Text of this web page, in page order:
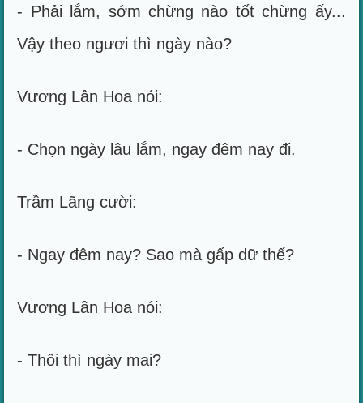
- Phải lắm, sớm chừng nào tốt chừng ấy...
Vậy theo ngươi thì ngày nào?
Vương Lân Hoa nói:
- Chọn ngày lâu lắm, ngay đêm nay đi.
Trầm Lãng cười:
- Ngay đêm nay? Sao mà gấp dữ thế?
Vương Lân Hoa nói:
- Thôi thì ngày mai?